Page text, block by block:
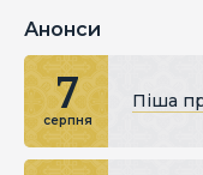
Анонси
7
серпня
Піша